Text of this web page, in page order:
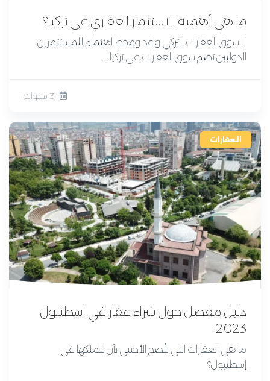
ما هي أهمية الاستثمار العقاري في تركيا؟
1. سوق العقارات التركي واعد ومحط اهتمام للمستثمرين
الدوليين تضم سوق العقارات في تركيا...
3 سنوات
العقارات
دليل مفصل حول شراء عقار في اسطنبول
2023
ما هي العقارات التي ينُصح الأجنبي بأن يتملكها في
إسطنبول؟